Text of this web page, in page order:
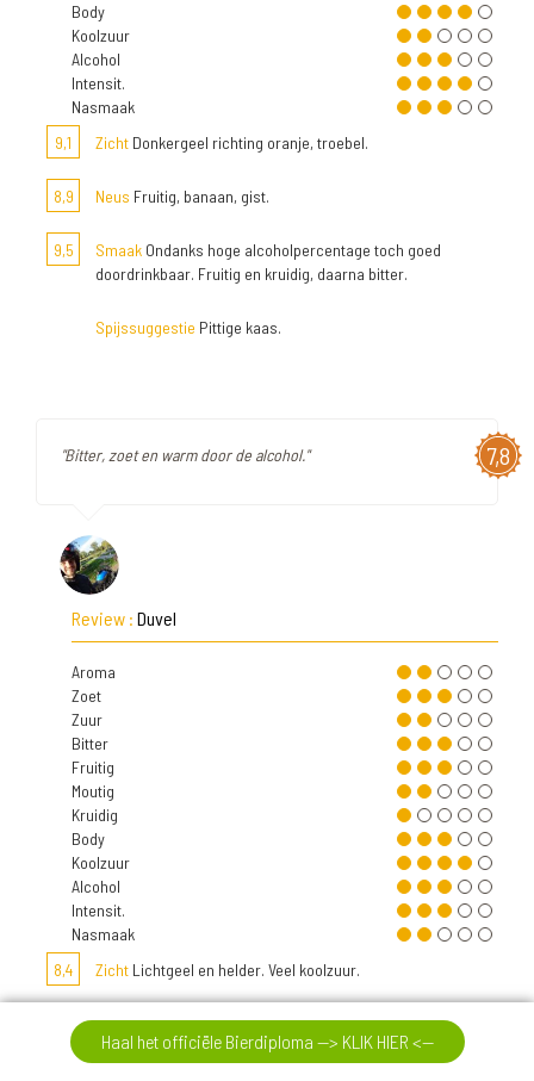
Body
Koolzuur
Alcohol
Intensit.
Nasmaak
9,1
Zicht Donkergeel richting oranje, troebel.
8,9 Neus Fruitig, banaan, gist.
9,5 Smaak Ondanks hoge alcoholpercentage toch goed
doordrinkbaar. Fruitig en kruidig, daarna bitter.
Spijssuggestie Pittige kaas.
7,8
"Bitter, zoet en warm door de alcohol."
Review : Duvel
Aroma
Zoet
Zuur
Bitter
Fruitig
Moutig
Kruidig
Body
Koolzuur
Alcohol
Intensit.
Nasmaak
8,4
Zicht Lichtgeel en helder. Veel koolzuur.
NeusFruitig, citrusachtig.
Haal het officiële Bierdiploma --> KLIK HIER <--